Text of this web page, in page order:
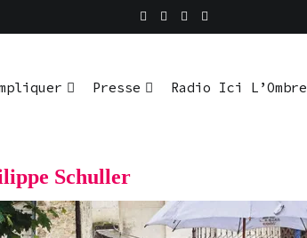
Presse Radio Ici L’Ombre
Schuller